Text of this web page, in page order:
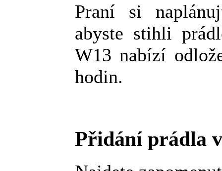
Praní si
abyste stihli
W13 nabízí
hodin.
Přidání prádla